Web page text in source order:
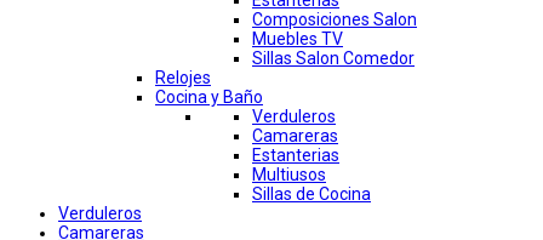
Composiciones Salon
Muebles TV
Sillas Salon Comedor
Relojes
Cocina y Baño
Verduleros
Camareras
Estanterias
Multiusos
Sillas de Cocina
Verduleros
Camareras